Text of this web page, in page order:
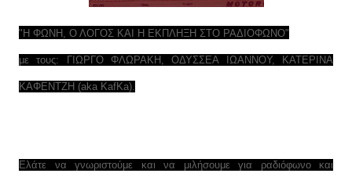
"Η ΦΩΝΗ, Ο ΛΟΓΟΣ ΚΑΙ Η ΕΚΠΛΗΞΗ ΣΤΟ ΡΑΔΙΟΦΩΝΟ"
με τους: ΓΙΩΡΓΟ ΦΛΩΡΑΚΗ, ΟΔΥΣΣΕΑ ΙΩΑΝΝΟΥ, ΚΑΤΕΡΙΝΑ
ΚΑΦΕΝΤΖΗ (aka KafKa).
Ελάτε να γνωριστούμε και να μιλήσουμε για ραδιόφωνο και